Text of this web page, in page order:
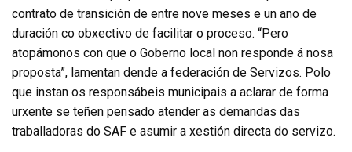
contrato de transición de entre nove meses e un ano de
duración co obxectivo de facilitar o proceso. “Pero
atopámonos con que o Goberno local non responde á nosa
proposta”, lamentan dende a federación de Servizos. Polo
que instan os responsábeis municipais a aclarar de forma
urxente se teñen pensado atender as demandas das
traballadoras do SAF e asumir a xestión directa do servizo.